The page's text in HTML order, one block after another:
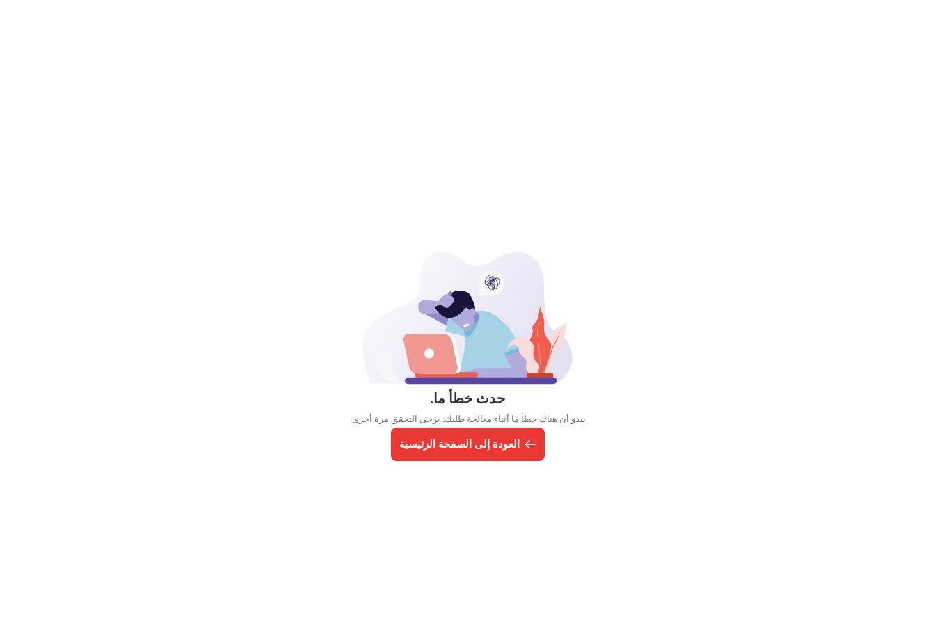
حدث خطأ ما.
يبدو أن هناك خطأ ما أثناء معالجة طلبك. يرجى التحقق مرة أخرى.
العودة إلى الصفحة الرئيسية